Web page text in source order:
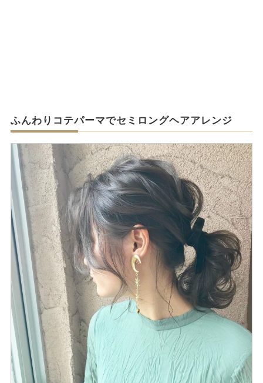
ふんわりコテパーマでセミロングヘアアレンジ